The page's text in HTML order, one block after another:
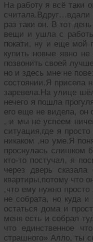
На работу я всё таки
раз таки он. В тот
вещи и ушла с
покати, ну и еще мой
купить новые явно
позвонить своей
но и здесь мне не
состоянии.Я присела
заревела.На улице
нечего я пошла
его еще не видела, он
, и мы не успеем
ситуация,где я
никаком ,но уме.Я
проснулась слишком
кто-то постучал, я
через дверь
квартиры,потому что
,что ему нужно
не собрата, но куда
остаться дома и
меня есть и собрал
что единственное
страшного» Алло, ты